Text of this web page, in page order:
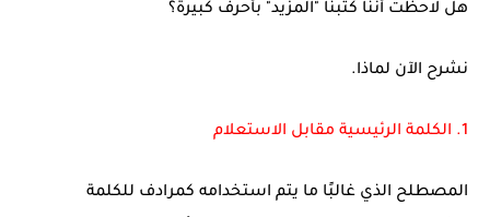
هل لاحظت أننا كتبنا "المزيد" بأحرف كبيرة؟
نشرح الآن لماذا.
1. الكلمة الرئيسية مقابل الاستعلام
المصطلح الذي غالبًا ما يتم استخدامه كمرادف للكلمة